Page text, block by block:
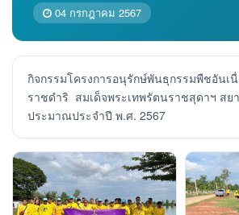
04 กรกฎาคม 2567
กิจกรรมโครงการอนุรักษ์พันธุกรรมพืชอันเ
ราชดำริ สมเด็จพระเทพรัตนราชสุดาฯ สย
ประมาณประจำปี พ.ศ. 2567